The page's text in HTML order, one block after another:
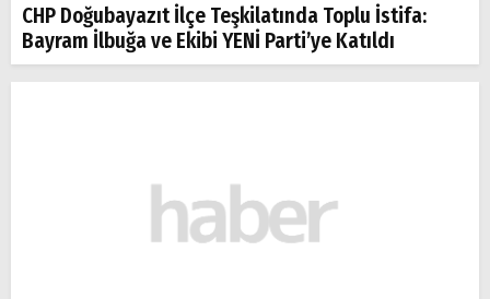
CHP Doğubayazıt İlçe Teşkilatında Toplu İstifa:
Bayram İlbuğa ve Ekibi YENİ Parti’ye Katıldı